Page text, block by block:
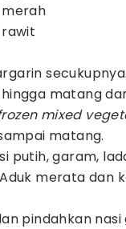
matang
mixed
matang.
putih, garam,
merata dan
pindahkan